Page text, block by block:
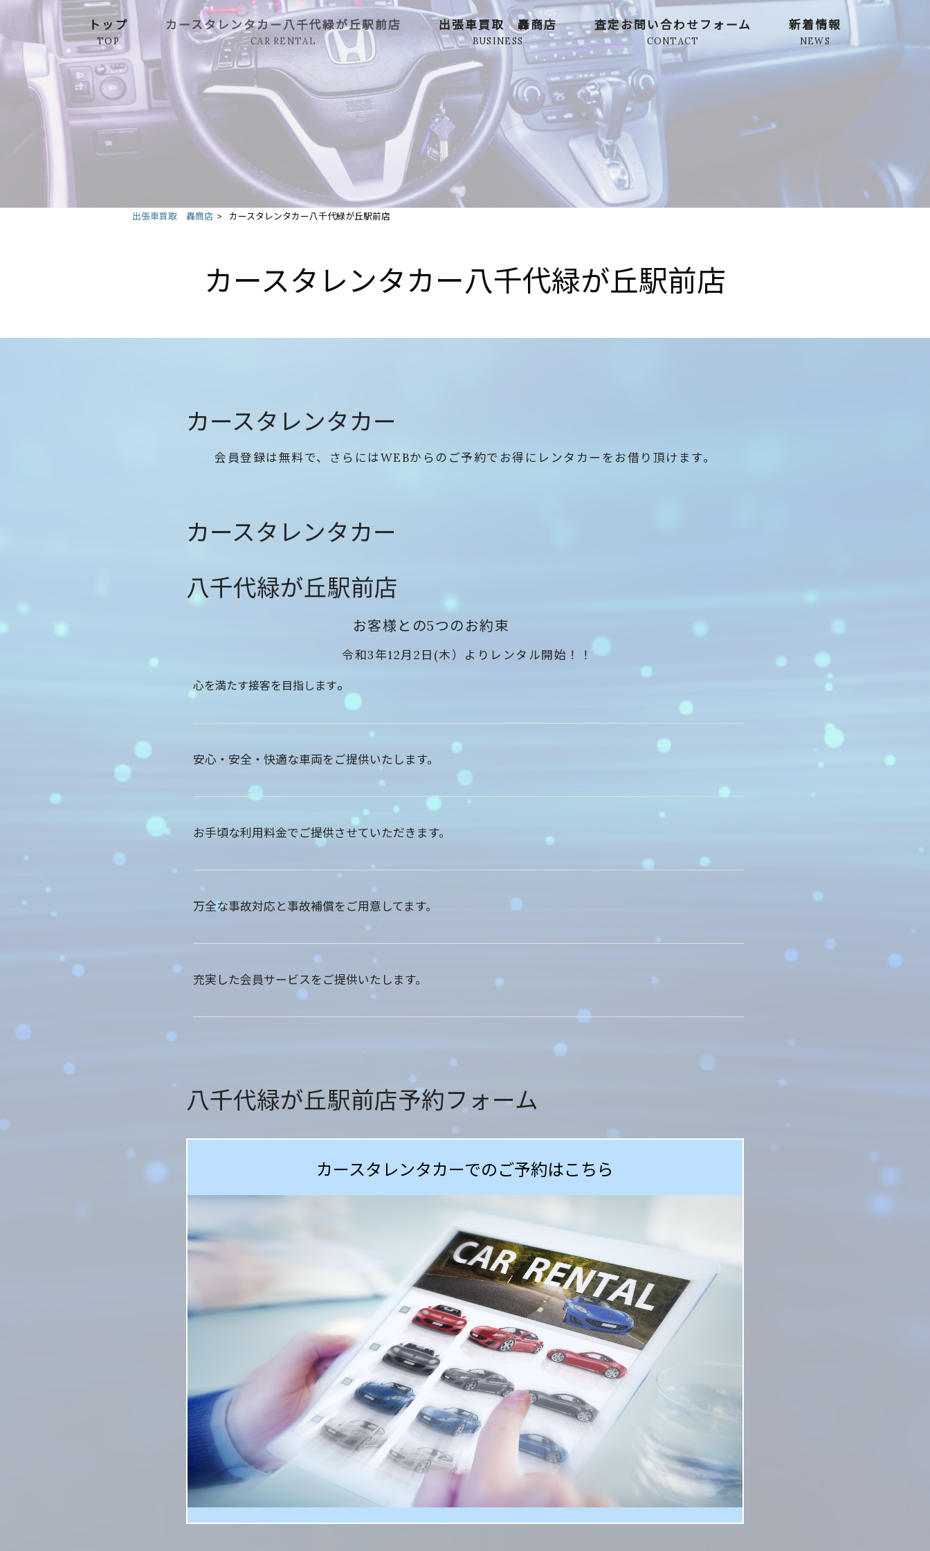
トップ
TOP
カースタレンタカー八千代緑が丘駅前店
CAR RENTAL
出張車買取 轟商店
BUSINESS
査定お問い合わせフォーム
CONTACT
新着情報
NEWS
出張車買取 轟商店 > カースタレンタカー八千代緑が丘駅前店
カースタレンタカー八千代緑が丘駅前店
カースタレンタカー
会員登録は無料で、さらにはWEBからのご予約でお得にレンタカーをお借り頂けます。
カースタレンタカー
八千代緑が丘駅前店
お客様との5つのお約束
令和3年12月2日(木）よりレンタル開始！！
心を満たす接客を目指します。
安心・安全・快適な車両をご提供いたします。
お手頃な利用料金でご提供させていただきます。
万全な事故対応と事故補償をご用意してます。
充実した会員サービスをご提供いたします。
八千代緑が丘駅前店予約フォーム
カースタレンタカーでのご予約はこちら